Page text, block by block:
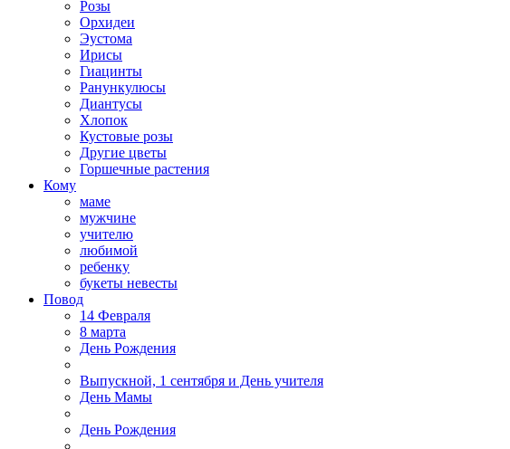
Розы
Орхидеи
Эустома
Ирисы
Гиацинты
Ранункулюсы
Диантусы
Хлопок
Кустовые розы
Другие цветы
Горшечные растения
Кому
маме
мужчине
учителю
любимой
ребенку
букеты невесты
Повод
14 Февраля
8 марта
День Рождения
Выпускной, 1 сентября и День учителя
День Мамы
День Рождения